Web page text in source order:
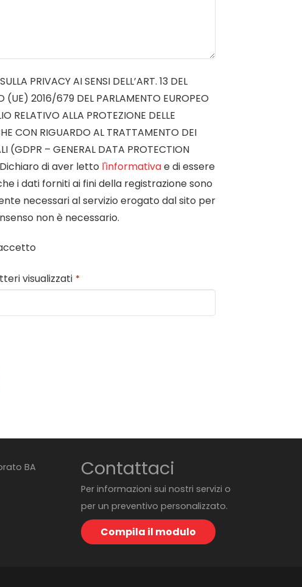
PRIVACY AI SENSI DELL’ART. 13 DEL
(UE) 2016/679 DEL PARLAMENTO EUROPEO
RELATIVO ALLA PROTEZIONE DELLE
CON RIGUARDO AL TRATTAMENTO DEI
(GDPR – GENERAL DATA PROTECTION
Dichiaro di aver letto l'informativae di essere
i dati forniti ai fini della registrazione sono
necessari al servizio erogato dal sito per
non è necessario.
visualizzati *
BA
Contattaci
Per informazioni sui nostri servizi o
per un preventivo personalizzato.
Compila il modulo